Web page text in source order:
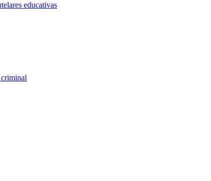
educativas